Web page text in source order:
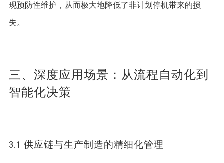
现预防性维护，从而极大地降低了非计划停机带来的损
失。
三、深度应用场景：从流程自动化到
智能化决策
3.1 供应链与生产制造的精细化管理